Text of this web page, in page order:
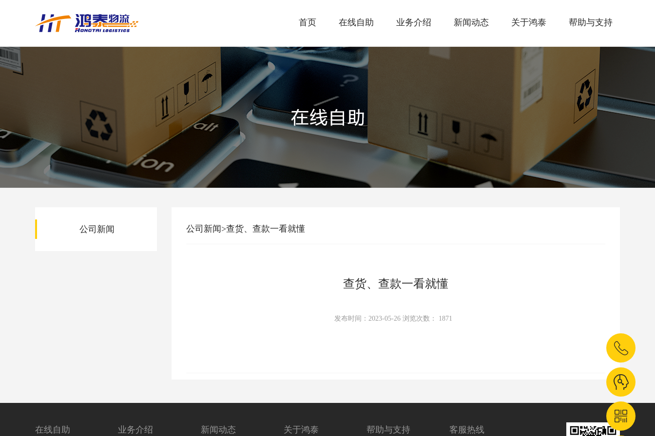
首页 在线自助 业务介绍 新闻动态 关于鸿泰 帮助与支持
公司新闻 公司新闻>查货、查款一看就懂
查货、查款一看就懂
发布时间：2023-05-26 浏览次数： 1871
在线自助 业务介绍 新闻动态 关于鸿泰 帮助与支持 客服热线